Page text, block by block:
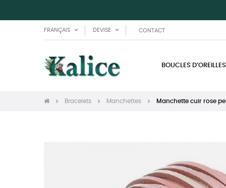
FRANÇAIS DEVISE CONTACT
BOUCLES D’OREILLES
Bracelets Manchettes Manchette cuir rose